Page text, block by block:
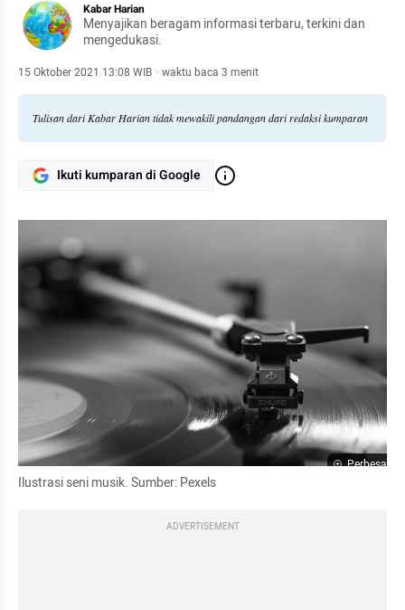
Kabar Harian
Menyajikan beragam informasi terbaru, terkini dan
mengedukasi.
15 Oktober 2021 13:08 WIB · waktu baca 3 menit
Tulisan dari Kabar Harian tidak mewakili pandangan dari redaksi kumparan
Ikuti kumparan di Google
Perbesar
Ilustrasi seni musik. Sumber: Pexels
ADVERTISEMENT